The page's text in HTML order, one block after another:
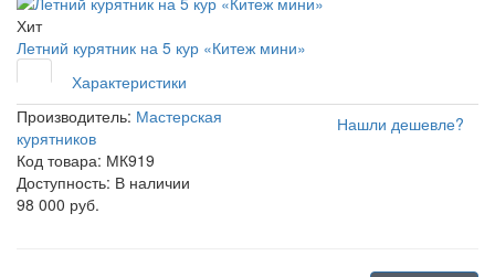
Хит
Летний курятник на 5 кур «Китеж мини»
Характеристики
Производитель: Мастерская
курятников
Код товара: МК919
Доступность: В наличии
Нашли дешевле?
98 000 руб.